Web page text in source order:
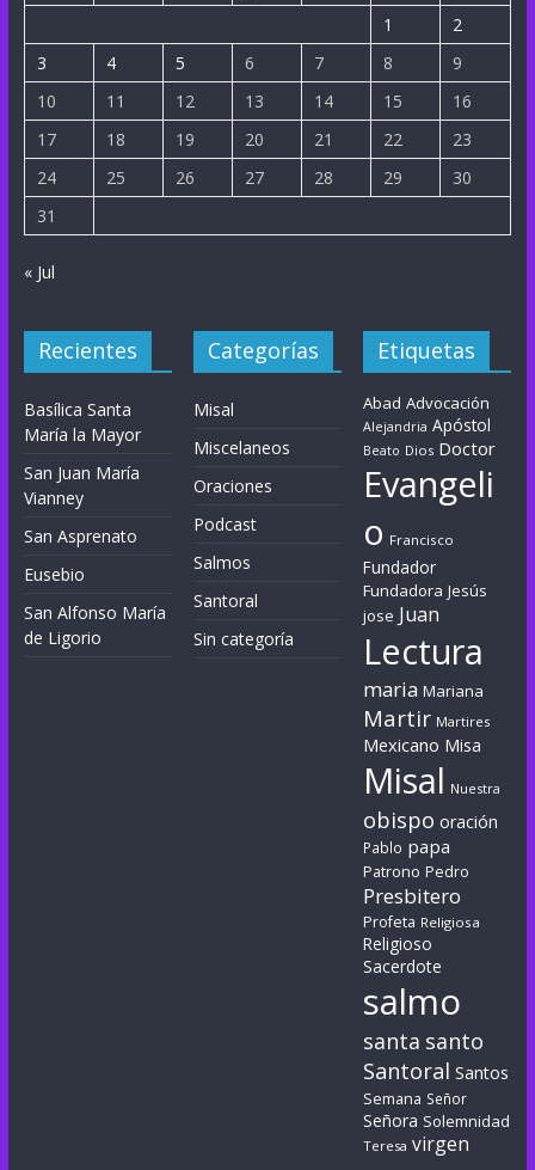
1
2
3
4 5 6 7 8
9
10
11 12 13 14 15
16
17
18 19 20 21 22
23
24
25 26 27 28 29
30
31
« Jul
Recientes
Basílica Santa
María la Mayor
San Juan María
Vianney
San Asprenato
Eusebio
San Alfonso María
de Ligorio
Categorías
Misal
Miscelaneos
Oraciones
Podcast
Salmos
Santoral
Sin categoría
Etiquetas
Abad Advocación
Alejandria Apóstol
Beato Dios Doctor
Evangeli
o Francisco
Fundador
Fundadora Jesús
jose Juan
Lectura
maria Mariana
Martir Martires
Mexicano Misa
Misal Nuestra
obispo oración
Pablo papa
Patrono Pedro
Presbitero
Profeta Religiosa
Religioso
Sacerdote
salmo
santa santo
Santoral Santos
Semana Señor
Señora Solemnidad
Teresa virgen